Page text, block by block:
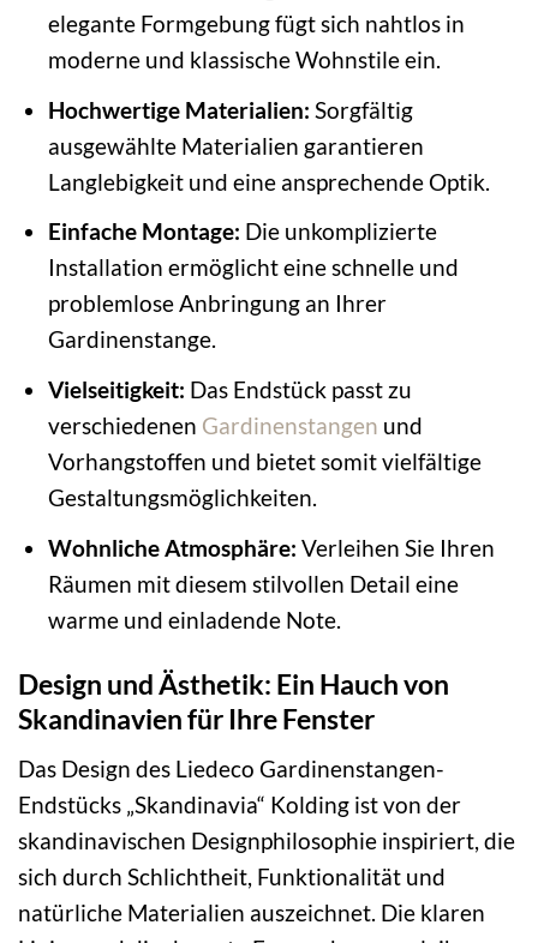
elegante Formgebung fügt sich nahtlos in
moderne und klassische Wohnstile ein.
Hochwertige Materialien: Sorgfältig
ausgewählte Materialien garantieren
Langlebigkeit und eine ansprechende Optik.
Einfache Montage: Die unkomplizierte
Installation ermöglicht eine schnelle und
problemlose Anbringung an Ihrer
Gardinenstange.
Vielseitigkeit: Das Endstück passt zu
verschiedenen Gardinenstangen und
Vorhangstoffen und bietet somit vielfältige
Gestaltungsmöglichkeiten.
Wohnliche Atmosphäre: Verleihen Sie Ihren
Räumen mit diesem stilvollen Detail eine
warme und einladende Note.
Design und Ästhetik: Ein Hauch von
Skandinavien für Ihre Fenster
Das Design des Liedeco Gardinenstangen-
Endstücks „Skandinavia“ Kolding ist von der
skandinavischen Designphilosophie inspiriert, die
sich durch Schlichtheit, Funktionalität und
natürliche Materialien auszeichnet. Die klaren